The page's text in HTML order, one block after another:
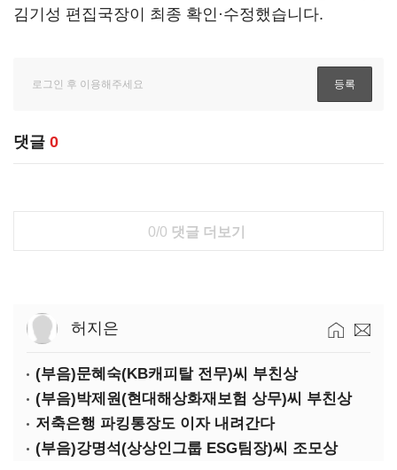
김기성 편집국장이 최종 확인·수정했습니다.
댓글 0
0/0 댓글 더보기
허지은
(부음)문혜숙(KB캐피탈 전무)씨 부친상
(부음)박제원(현대해상화재보험 상무)씨 부친상
저축은행 파킹통장도 이자 내려간다
(부음)강명석(상상인그룹 ESG팀장)씨 조모상